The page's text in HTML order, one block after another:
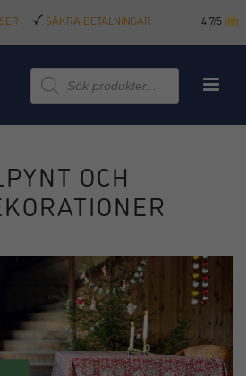
SÄKRA BETALNINGAR 4.7/5
Produktsökning
OCH